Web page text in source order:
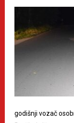
godišnji vozač